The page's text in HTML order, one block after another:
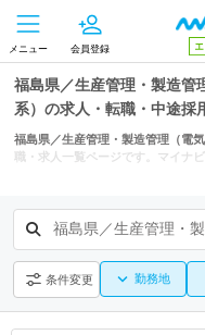
メニュー 会員登録
福島県／生産管理・製造管
系）の求人・転職・中途採
福島県／生産管理・製造管理（電
職・求人一覧ページです。マイナ
人情報を福島市、会津若松市、郡
条件変更 勤務地